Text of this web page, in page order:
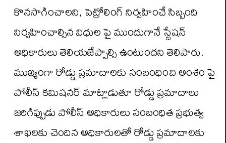
కొనసాగించాలని, పెట్రోలింగ్‌ నిర్వహించే సిబ్బంది
నిర్వహించాల్సిన విధుల పై ముందుగానే స్టేషన్‌
అధికారులు తెలియజేప్పాల్సి ఉంటుందని తెలిపారు.
ముఖ్యంగా రోడ్డు ప్రమాదాలకు సంబంధించి అంశం పై
పోలీస్‌ కమిషనర్‌ మాట్లాడుతూ రోడ్డు ప్రమాదాలు
జరిగిప్పుడు పోలీస్‌ అధికారులు సంబంధిత ప్రభుత్వ
శాఖలకు చెందిన అధికారులతో రోడ్డు ప్రమాదాలకు